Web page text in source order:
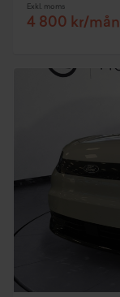
Exkl. moms
4 800 kr/mån